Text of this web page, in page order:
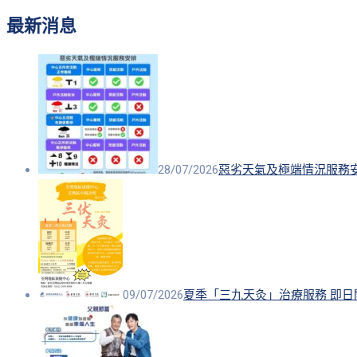
最新消息
28/07/2026惡劣天氣及極端情況服務
09/07/2026夏季「三九天灸」治療服務 即